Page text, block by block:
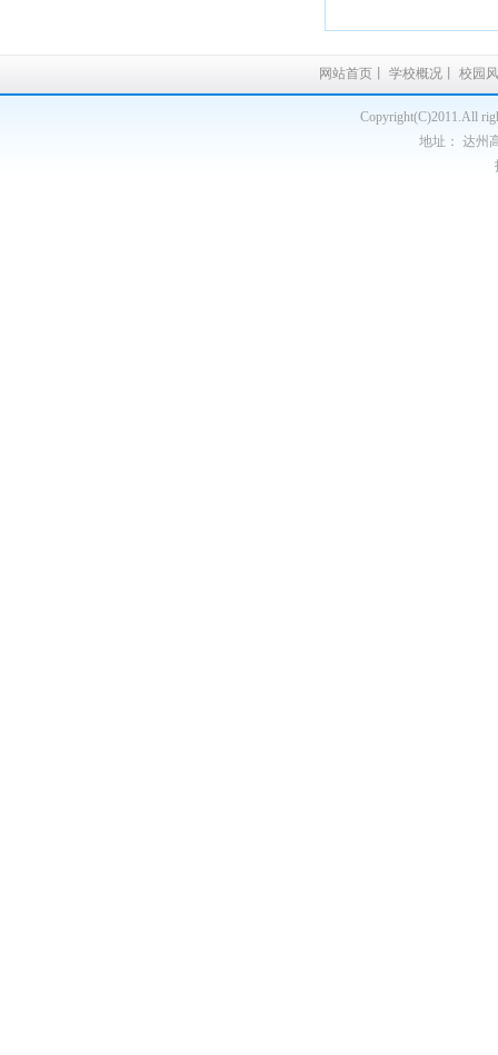
网站首页 学校概况 校园
Copyright(C)2011.All
地址： 达州